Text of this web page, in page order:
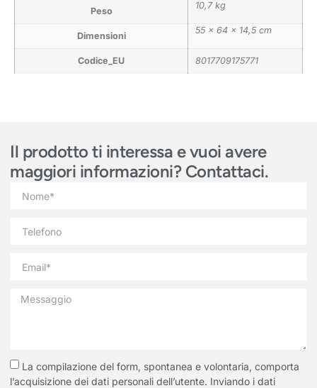
Peso
10,7 kg
Dimensioni
55 × 64 × 14,5 cm
Codice_EU 8017709175771
Il prodotto ti interessa e vuoi avere
maggiori informazioni? Contattaci.
La compilazione del form, spontanea e volontaria, comporta
l’acquisizione dei dati personali dell’utente. Inviando i dati